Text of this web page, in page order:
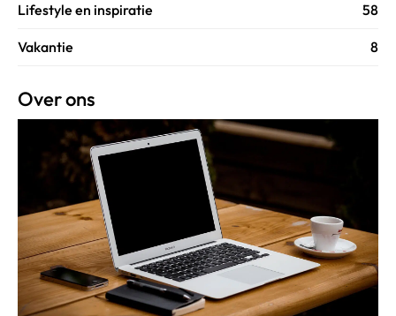
Lifestyle en inspiratie 58
Vakantie 8
Over ons